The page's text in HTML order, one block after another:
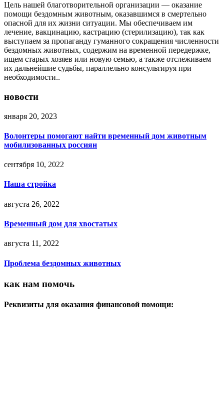
Цель нашей благотворительной организации — оказание
помощи бездомным животным, оказавшимся в смертельно
опасной для их жизни ситуации. Мы обеспечиваем им
лечение, вакцинацию, кастрацию (стерилизацию), так как
выступаем за пропаганду гуманного сокращения численности
бездомных животных, содержим на временной передержке,
ищем старых хозяев или новую семью, а также отслеживаем
их дальнейшие судьбы, параллельно консультируя при
необходимости..
новости
января 20, 2023
Волонтеры помогают найти временный дом животным
мобилизованных россиян
сентября 10, 2022
Наша стройка
августа 26, 2022
Временный дом для хвостатых
августа 11, 2022
Проблема бездомных животных
как нам помочь
Реквизиты для оказания финансовой помощи: